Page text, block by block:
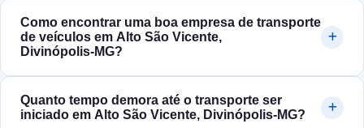
Como encontrar uma boa empresa de transporte
de veículos em Alto São Vicente,
Divinópolis‑MG?
Quanto tempo demora até o transporte ser
iniciado em Alto São Vicente, Divinópolis‑MG?